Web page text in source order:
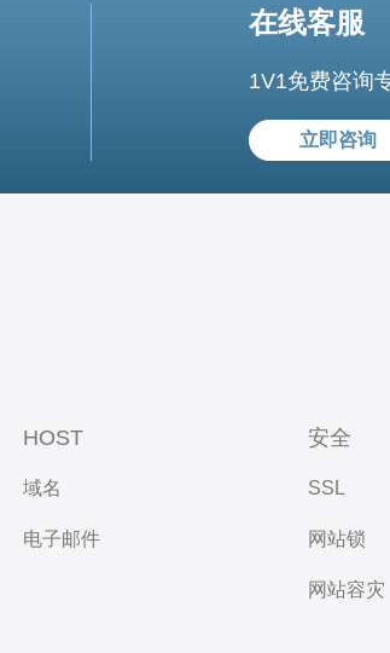
在线客服
1V1免费咨询
立即咨询
HOST
域名
电子邮件
安全
SSL
网站锁
网站容灾